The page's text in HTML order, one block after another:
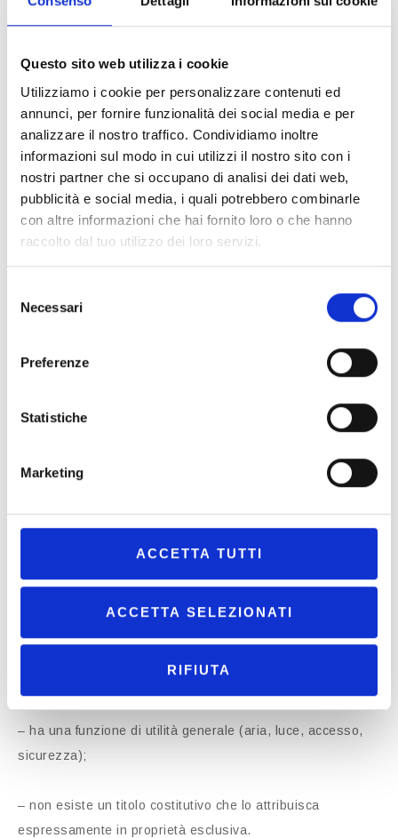
Questo sito web utilizza i cookie
Utilizziamo i cookie per personalizzare contenuti ed
annunci, per fornire funzionalità dei social media e per
analizzare il nostro traffico. Condividiamo inoltre
informazioni sul modo in cui utilizzi il nostro sito con i
nostri partner che si occupano di analisi dei dati web,
pubblicità e social media, i quali potrebbero combinarle
con altre informazioni che hai fornito loro o che hanno
raccolto dal tuo utilizzo dei loro servizi.
delNecessari
Preferenze
Statistiche
Marketing
ACCETTA TUTTI
ACCETTA SELEZIONATI
RIFIUTA
fondamentali:
– il cortile è per sua natura bene comune perché
anche se non vi è un accesso diretto;
– la presunzione di comunione può essere vinta solo da un
titolo chiaro ed univoco che attribuisca la proprietà
esclusiva a un condomino;
tipica e sulla funzione di accessorietà rispetto all’edificio
Nel caso concreto il titolo parlava di “cortile comune” e non
conteneva una volontà inequivoca di escludere alcuni
Cassazione ha confermato la condominialità del cortile.
Dalla giurisprudenza emerge che un bene si presume
comune quando:
– ha una funzione di utilità generale (aria, luce, accesso,
sicurezza);
– non esiste un titolo costitutivo che lo attribuisca
espressamente in proprietà esclusiva.